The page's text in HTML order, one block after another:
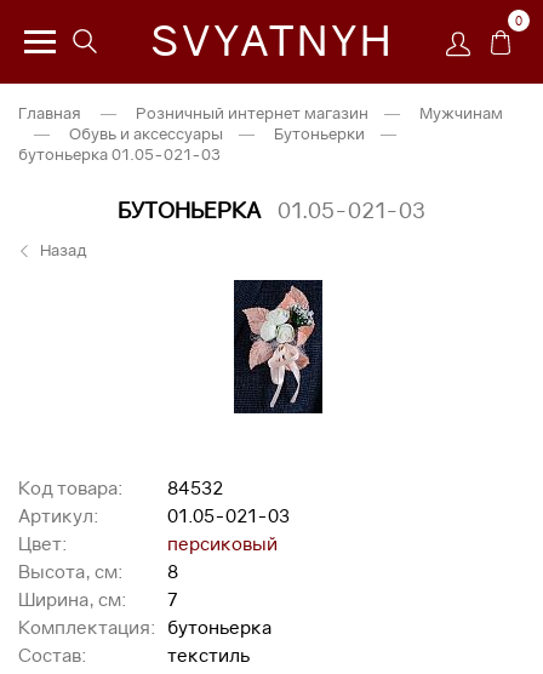
SVYATNYH 0
Главная — Розничный интернет магазин —
Мужчинам
—
Обувь и аксессуары — Бутоньерки
—
бутоньерка 01.05-021-03
БУТОНЬЕРКА 01.05-021-03
Назад
Код товара:
84532
Артикул:
01.05-021-03
Цвет:
персиковый
Высота, см:
8
Ширина, см:
7
Комплектация:
бутоньерка
Состав:
текстиль